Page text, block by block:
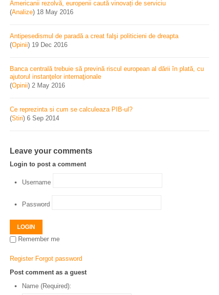
Americanii rezolvă, europenii caută vinovați de serviciu
(Analize) 18 May 2016
Antipesedismul de paradă a creat falşi politicieni de dreapta
(Opinii) 19 Dec 2016
Banca centrală trebuie să prevină riscul european al dării în plată, cu
ajutorul instanţelor internaţionale
(Opinii) 2 May 2016
Ce reprezinta si cum se calculeaza PIB-ul?
(Stiri) 6 Sep 2014
Leave your comments
Login to post a comment
Username
Password
LOGIN
Remember me
Register Forgot password
Post comment as a guest
Name (Required):